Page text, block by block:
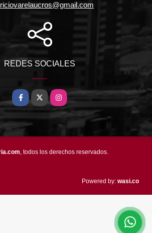
REDES SOCIALES
Facebook
X Instagram
, todos los derechos reservados.
Powered by: wasi.co